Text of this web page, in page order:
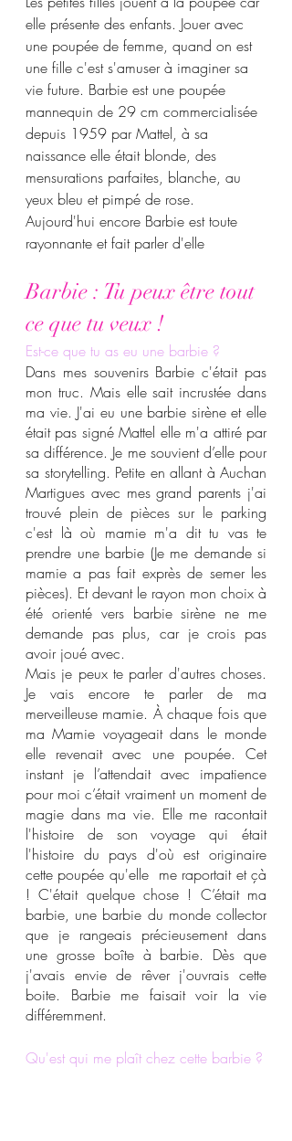
elle présente des enfants. Jouer avec
une poupée de femme, quand on est
une fille c'est s'amuser à imaginer sa
vie future. Barbie est une poupée
mannequin de 29 cm commercialisée
depuis 1959 par Mattel, à sa
naissance elle était blonde, des
mensurations parfaites, blanche, au
yeux bleu et pimpé de rose.
Aujourd'hui encore Barbie est toute
rayonnante et fait parler d'elle
Barbie : Tu peux être tout
ce que tu veux !
Est-ce que tu as eu une barbie ?
Dans mes souvenirs Barbie c'était pas
mon truc. Mais elle sait incrustée dans
ma vie. J'ai eu une barbie sirène et elle
était pas signé Mattel elle m'a attiré par
sa différence. Je me souvient d’elle pour
sa storytelling. Petite en allant à Auchan
Martigues avec mes grand parents j'ai
trouvé plein de pièces sur le parking
c'est là où mamie m'a dit tu vas te
prendre une barbie (Je me demande si
mamie a pas fait exprès de semer les
pièces). Et devant le rayon mon choix à
été orienté vers barbie sirène ne me
demande pas plus, car je crois pas
avoir joué avec.
Mais je peux te parler d'autres choses.
Je vais encore te parler de ma
merveilleuse mamie. À chaque fois que
ma Mamie voyageait dans le monde
elle revenait avec une poupée. Cet
instant je l’attendait avec impatience
pour moi c’était vraiment un moment de
magie dans ma vie. Elle me racontait
l'histoire de son voyage qui était
l'histoire du pays d'où est originaire
cette poupée qu'elle  me raportait et çà
! C'était quelque chose ! C’était ma
barbie, une barbie du monde collector
que je rangeais précieusement dans
une grosse boîte à barbie. Dès que
j'avais envie de rêver j'ouvrais cette
boite. Barbie me faisait voir la vie
différemment.
Qu'est qui me plaît chez cette barbie ?